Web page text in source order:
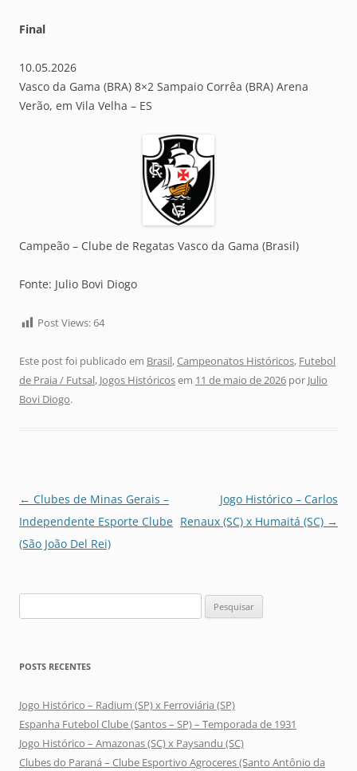
Final
10.05.2026
Vasco da Gama (BRA) 8×2 Sampaio Corrêa (BRA) Arena
Verão, em Vila Velha – ES
Campeão – Clube de Regatas Vasco da Gama (Brasil)
Fonte: Julio Bovi Diogo
Post Views:64
Este post foi publicado em Brasil,Campeonatos Históricos, Futebol
de Praia / Futsal, Jogos Históricosem 11 de maio de 2026 por Julio
Bovi Diogo.
Navegação
de
posts
← Clubes de Minas Gerais –
Independente Esporte Clube
(São João Del Rei)
Jogo Histórico – Carlos
Renaux (SC) x Humaitá (SC) →
por:
POSTS RECENTES
Jogo Histórico – Radium (SP) x Ferroviária (SP)
Espanha Futebol Clube (Santos – SP) – Temporada de 1931
Jogo Histórico – Amazonas (SC) x Paysandu (SC)
Clubes do Paraná – Clube Esportivo Agroceres (Santo Antônio da